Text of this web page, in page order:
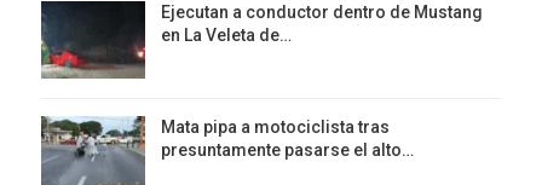
Ejecutan a conductor dentro de Mustang
en La Veleta de…
Mata pipa a motociclista tras
presuntamente pasarse el alto…